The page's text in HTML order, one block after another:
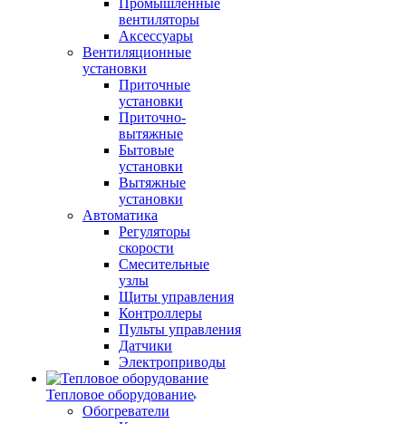
Промышленные
вентиляторы
Аксессуары
Вентиляционные
установки
Приточные
установки
Приточно-
вытяжные
Бытовые
установки
Вытяжные
установки
Автоматика
Регуляторы
скорости
Смесительные
узлы
Щиты управления
Контроллеры
Пульты управления
Датчики
Электроприводы
Тепловое оборудование
Обогреватели